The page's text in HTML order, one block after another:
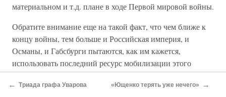
материальном и т.д. плане в ходе Первой мировой войны.
Обратите внимание еще на такой факт, что чем ближе к
концу войны, тем больше и Российская империя, и
Османы, и Габсбурги пытаются, как им кажется,
использовать последний ресурс мобилизации этого
человека с ружьем – использовать национализацию
частей. Т.е. в русской армии создаются украинские,
← Триада графа Уварова «Ющенко терять уже нечего» →